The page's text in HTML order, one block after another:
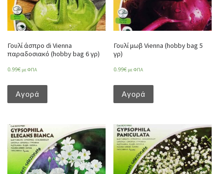
Γουλί άσπρο di Vienna
παραδοσιακό (hobby bag 6 γρ)
0.99€ με ΦΠΑ
Αγορά
Γουλί μωβ Vienna (hobby bag 5
γρ)
0.99€ με ΦΠΑ
Αγορά